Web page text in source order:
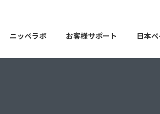
ニッペラボ お客様サポート 日本